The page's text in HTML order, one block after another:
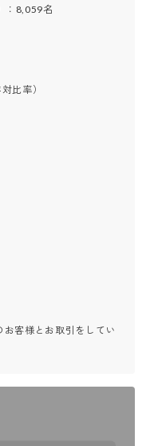
：8,059名
比率）
客様とお取引をしてい